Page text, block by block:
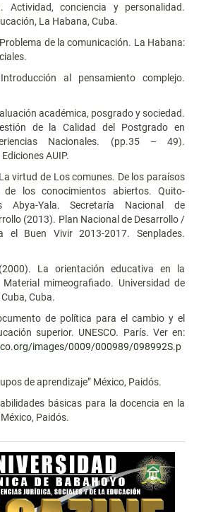
Actividad, conciencia y personalidad.
La Habana, Cuba.
de la comunicación. La Habana:
al pensamiento complejo.
académica, posgrado y sociedad.
de la Calidad del Postgrado en
Nacionales. (pp.35 – 49).
AUIP.
virtud de Los comunes. De los paraísos
los conocimientos abiertos. Quito-
Abya-Yala. Secretaría Nacional de
(2013). Plan Nacional de Desarrollo /
el Buen Vivir 2013-2017. Senplades.
La orientación educativa en la
mimeografiado. Universidad de
Cuba.
de política para el cambio y el
superior. UNESCO. París. Ver en:
images/0009/000989/098992S.p
de aprendizaje” México, Paidós.
básicas para la docencia en la
Paidós.